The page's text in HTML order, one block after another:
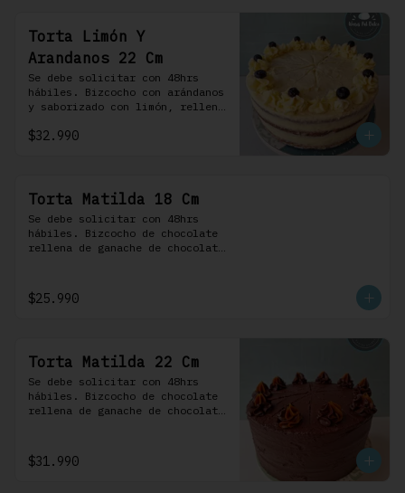
Torta Limón Y
Arandanos 22 Cm
Se debe solicitar con 48hrs
hábiles. Bizcocho con arándanos
y saborizado con limón, rellena
rojos y cubierta con un
$32.990
Torta Matilda 18 Cm
Se debe solicitar con 48hrs
hábiles. Bizcocho de chocolate
rellena de ganache de chocolate
chocolate.
$25.990
Torta Matilda 22 Cm
Se debe solicitar con 48hrs
hábiles. Bizcocho de chocolate
rellena de ganache de chocolate
chocolate.
$31.990